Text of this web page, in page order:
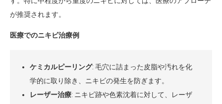
が推奨されます。
医療でのニキビ治療例
ケミカルピーリング: 毛穴に詰まった皮脂や汚れを化
学的に取り除き、ニキビの発生を防ぎます。
レーザー治療: ニキビ跡や色素沈着に対して、レーザ